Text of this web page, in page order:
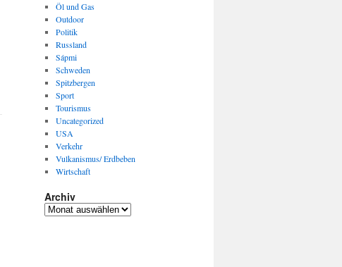
Öl und Gas
Outdoor
Politik
Russland
Sápmi
Schweden
Spitzbergen
Sport
Tourismus
Uncategorized
USA
Verkehr
Vulkanismus/ Erdbeben
Wirtschaft
Archiv
Archiv